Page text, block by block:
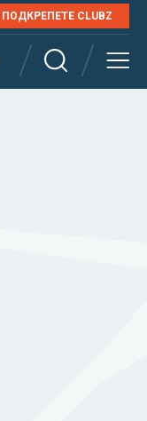
ПОДКРЕПЕТЕ CLUBZ